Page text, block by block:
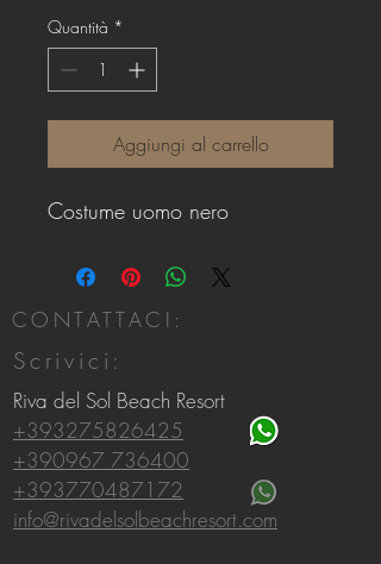
Quantità *
Aggiungi al carrello
Costume uomo nero
CONTATTACI:
Scrivici:
Riva del Sol Beach Resort
+393275826425
+390967 736400
+393770487172
info@rivadelsolbeachresort.com